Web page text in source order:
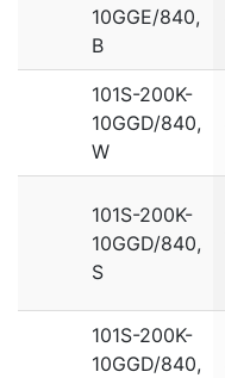
10GGE/840,
B
101S-200K-
10GGD/840,
W
101S-200K-
10GGD/840,
S
101S-200K-
10GGD/840,